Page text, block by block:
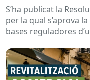
S’ha publicat la
per la qual s’aprova
bases reguladores